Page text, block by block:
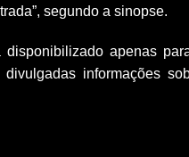
segundo a sinopse.
disponibilizado apenas
informações